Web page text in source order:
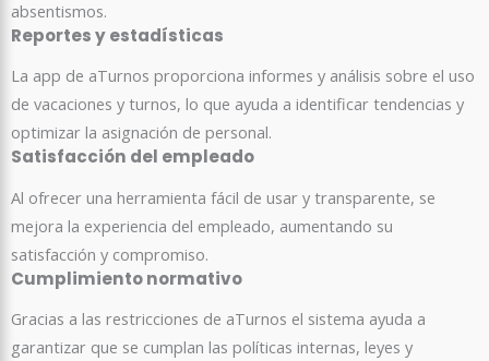
absentismos.
Reportes y estadísticas
La app de aTurnos proporciona informes y análisis sobre el uso
de vacaciones y turnos, lo que ayuda a identificar tendencias y
optimizar la asignación de personal.
Satisfacción del empleado
Al ofrecer una herramienta fácil de usar y transparente, se
mejora la experiencia del empleado, aumentando su
satisfacción y compromiso.
Cumplimiento normativo
Gracias a las restricciones de aTurnos el sistema ayuda a
garantizar que se cumplan las políticas internas, leyes y